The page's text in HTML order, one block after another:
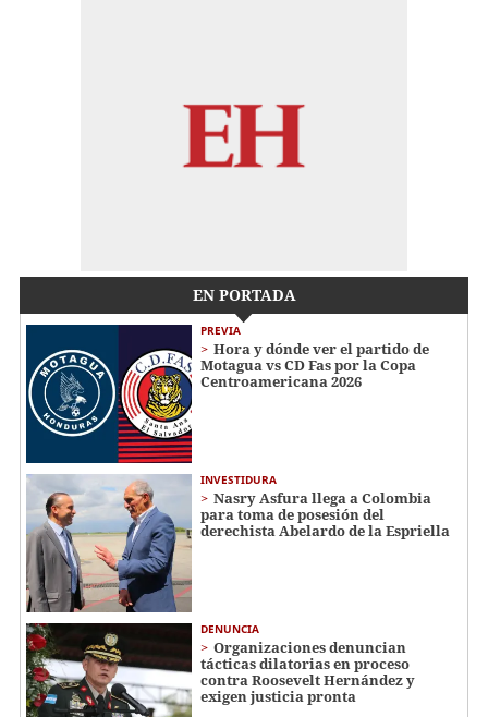
EN PORTADA
PREVIA
Hora y dónde ver el partido de
Motagua vs CD Fas por la Copa
Centroamericana 2026
INVESTIDURA
Nasry Asfura llega a Colombia
para toma de posesión del
derechista Abelardo de la Espriella
DENUNCIA
Organizaciones denuncian
tácticas dilatorias en proceso
contra Roosevelt Hernández y
exigen justicia pronta